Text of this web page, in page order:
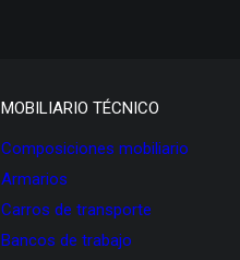
MOBILIARIO TÉCNICO
Composiciones mobiliario
Armarios
Carros de transporte
Bancos de trabajo